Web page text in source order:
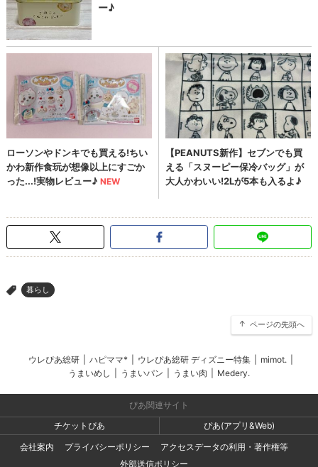
> 暮らし
ページの先頭へ
ウレぴあ総研 ハピママ* ウレぴあ総研 ディズニー特集 mimot.
うまいめし
うまいパン うまい肉 Medery.
ぴあ関連サイト
チケットぴあ
ぴあ(アプリ&Web)
会社案内
プライバシーポリシー
アクセスデータの利用・著作権等
外部送信ポリシー